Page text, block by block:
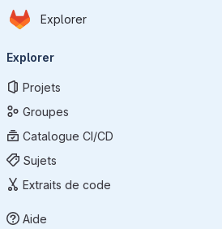
Passer au contenu principal
Page d'accueil
Explorer
principale
Explorer
Projets
Groupes
Catalogue CI/CD
Sujets
Extraits de code
Aide